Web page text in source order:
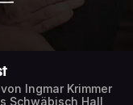
Ingmar Krimmer
Schwäbisch Hall